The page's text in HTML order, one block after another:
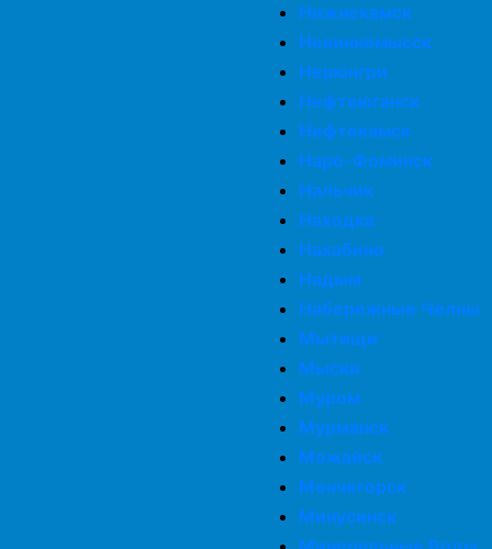
Нижнекамск
Невинномысск
Нерюнгри
Нефтеюганск
Нефтекамск
Наро-Фоминск
Нальчик
Находка
Нахабино
Надым
Набережные Челны
Мытищи
Мыски
Муром
Мурманск
Можайск
Мончегорск
Минусинск